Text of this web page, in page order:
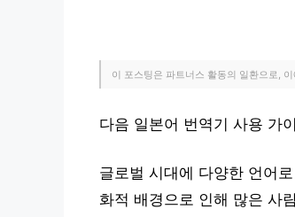
이 포스팅은 파트너스 활동의 일환으로,
다음 일본어 번역기 사용 가
글로벌 시대에 다양한 언어
화적 배경으로 인해 많은 사